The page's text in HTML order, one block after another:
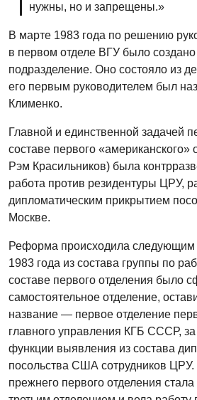
нужны, но и запрещены.»
В марте 1983 года по решению
в первом отделе ВГУ было
подразделение. Оно состояло из
его первым руководителем был
Клименко.
Главной и единственной задачей
составе первого «американского»
Рэм Красильников) была
работа против резидентуры ЦРУ,
дипломатическим прикрытием
Москве.
Реформа происходила следующим
1983 года из состава группы по
составе первого отделения было
самостоятельное отделение,
название — первое отделение
главного управления КГБ СССР,
функции выявления из состава
посольства США сотрудников ЦРУ.
прежнего первого отделения